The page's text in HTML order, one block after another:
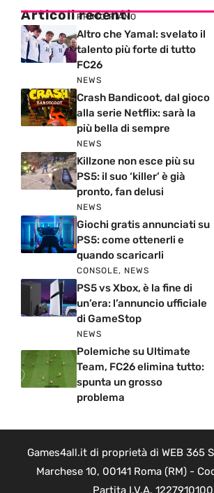
Articoli recenti
PRIMO PIANO
Altro che Yamal: svelato il
talento più forte di tutto
FC26
NEWS
Crash Bandicoot, dal gioco
alla serie Netflix: sarà la
più bella di sempre
NEWS
Killzone non esce più su
PS5: il suo ‘killer’ è già
pronto, fan delusi
NEWS
Giochi gratis annunciati su
PS5: come ottenerli e
quando scaricarli
CONSOLE, NEWS
PS5 vs Xbox, è la fine di
un’era: l’annuncio ufficiale
di GameStop
NEWS
Polemiche su Ultimate
Team, FC26 elimina tutto:
spunta un grosso
problema
Games4all.it di proprietà di WEB 365
Marchese 10, 00141 Roma (RM) -
Partita I.V.A.